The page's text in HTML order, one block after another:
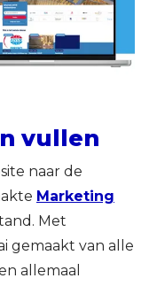
vullen
naar de
Marketing
Met
gemaakt van alle
allemaal